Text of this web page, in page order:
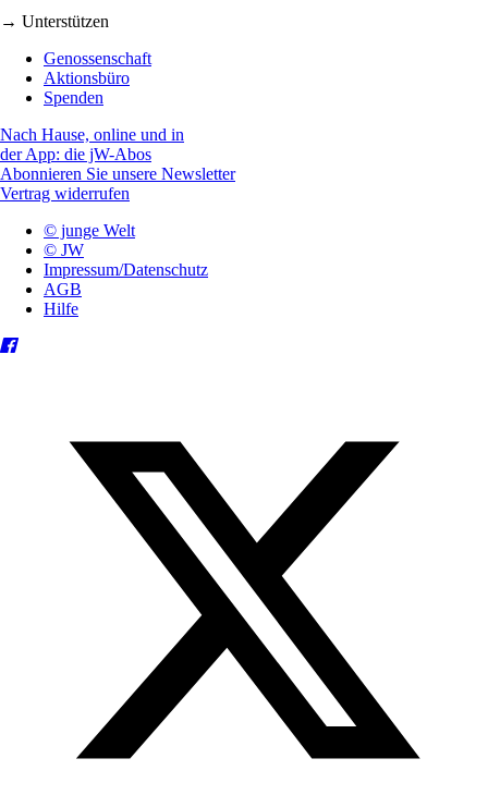
→ Unterstützen
Genossenschaft
Aktionsbüro
Spenden
Nach Hause, online und in
der App: die jW-Abos
Abonnieren Sie unsere Newsletter
Vertrag widerrufen
© junge Welt
© JW
Impressum/Datenschutz
AGB
Hilfe